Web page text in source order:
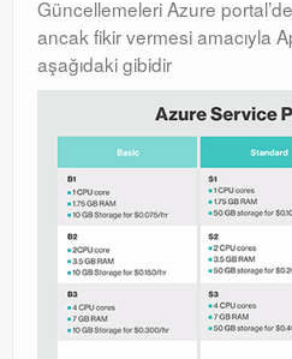
Güncellemeleri Azure
ancak fikir vermesi amacıyla
aşağıdaki gibidir